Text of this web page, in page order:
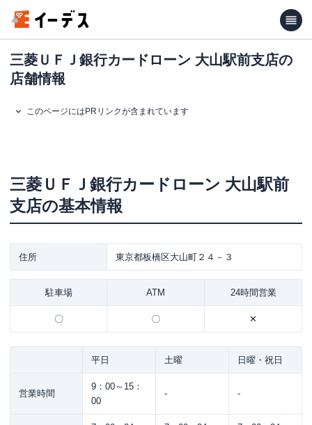
三菱ＵＦＪ銀行カードローン 大山駅前支店の
店舗情報
このページにはPRリンクが含まれています
三菱ＵＦＪ銀行カードローン 大山駅前
支店の基本情報
住所 東京都板橋区大山町２４－３
駐車場 ATM 24時間営業
〇 〇 ✕
平日 土曜 日曜・祝日
営業時間
9：00～15：
00
- -